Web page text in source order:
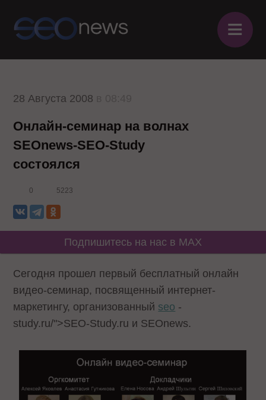
≡
28 Августа 2008
Онлайн-семинар на волнах
SEOnews-SEO-Study
состоялся
0 5223
Подпишитесь на нас в MAX
Сегодня прошел первый бесплатный онлайн
видео-семинар, посвященный интернет-
маркетингу, организованный seo -
study.ru/">SEO-Study.ru и SEOnews.